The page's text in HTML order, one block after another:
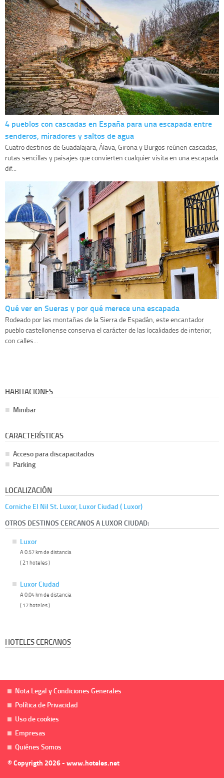
4 pueblos con cascadas en España para una escapada entre
senderos, miradores y saltos de agua
Cuatro destinos de Guadalajara, Álava, Girona y Burgos reúnen cascadas,
rutas sencillas y paisajes que convierten cualquier visita en una escapada
dif...
Qué ver en Sueras y por qué merece una escapada
Rodeado por las montañas de la Sierra de Espadán, este encantador
pueblo castellonense conserva el carácter de las localidades de interior,
con calles...
HABITACIONES
Minibar
CARACTERÍSTICAS
Acceso para discapacitados
Parking
LOCALIZACIÓN
Corniche El Nil St. Luxor, Luxor Ciudad ( Luxor)
OTROS DESTINOS CERCANOS A LUXOR CIUDAD:
Luxor
A 0.57 km de distancia
( 21 hoteles )
Luxor Ciudad
A 0.04 km de distancia
( 17 hoteles )
HOTELES CERCANOS
Nota Legal y Condiciones Generales
Política de Privacidad
Uso de cookies
Empresas
Quiénes Somos
© Copyrigth 2026 - www.hoteles.net